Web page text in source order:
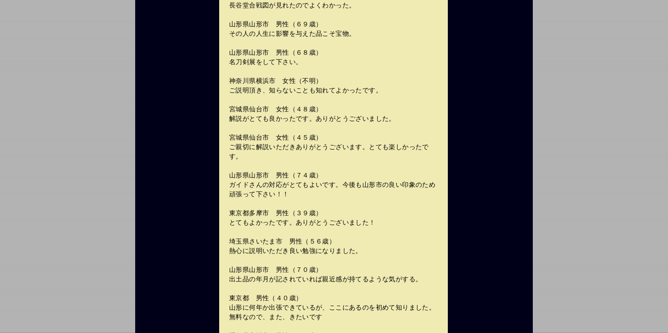
長谷堂合戦図が見れたのでよくわかった。
山形県山形市 男性（６９歳）
その人の人生に影響を与えた品こそ宝物。
山形県山形市 男性（６８歳）
名刀剣展をして下さい。
神奈川県横浜市 女性（不明）
ご説明頂き、知らないことも知れてよかったです。
宮城県仙台市 女性（４８歳）
解説がとても良かったです。ありがとうございました。
宮城県仙台市 女性（４５歳）
ご親切に解説いただきありがとうございます。とても楽しかったで
す。
山形県山形市 男性（７４歳）
ガイドさんの対応がとてもよいです。今後も山形市の良い印象のため
頑張って下さい！！
東京都多摩市 男性（３９歳）
とてもよかったです。ありがとうございました！
埼玉県さいたま市 男性（５６歳）
熱心に説明いただき良い勉強になりました。
山形県山形市 男性（７０歳）
出土品の年月が記されていれば親近感が持てるような気がする。
東京都 男性（４０歳）
山形に何年か出張できているが、ここにあるのを初めて知りました。
無料なので、また、きたいです